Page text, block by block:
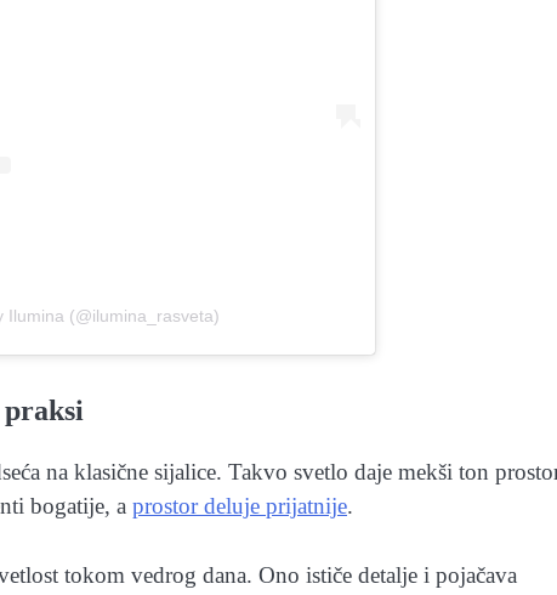
Ilumina (@ilumina_rasveta)
praksi
na klasične sijalice. Takvo svetlo daje mekši ton
bogatije, a prostor deluje prijatnije.
tokom vedrog dana. Ono ističe detalje i pojačava